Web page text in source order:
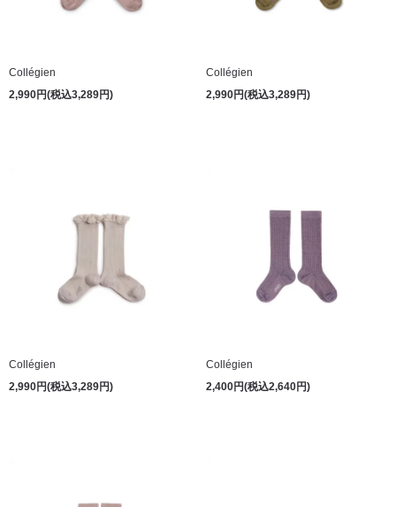
Collégien
2,990円(税込3,289円)
Collégien
2,990円(税込3,289円)
Collégien
2,990円(税込3,289円)
Collégien
2,400円(税込2,640円)